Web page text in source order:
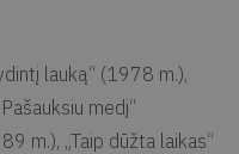
lauką“ (1978 m.),
medį“
m.), „Taip dūžta laikas“